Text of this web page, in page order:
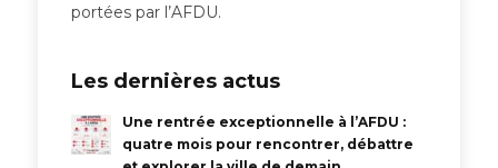
portées par l’AFDU.
Les dernières actus
Une rentrée exceptionnelle à l’AFDU :
quatre mois pour rencontrer, débattre